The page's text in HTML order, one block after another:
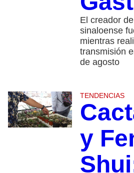
El creador
sinaloense
mientras
transmisión
de agosto
TENDENCIAS
y